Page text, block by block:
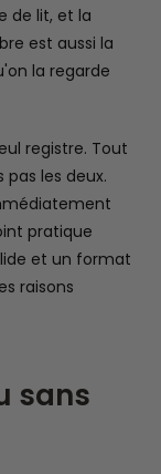
de lit, et la
est aussi la
la regarde
registre. Tout
les deux.
pratique
et un format
raisons
sans